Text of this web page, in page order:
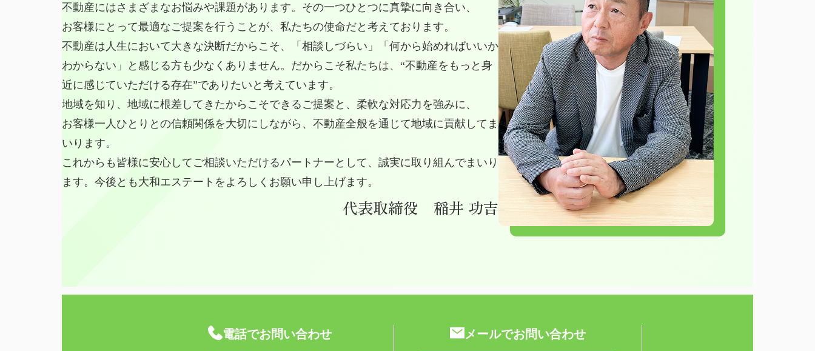
不動産にはさまざまなお悩みや課題があります。その一つひとつに真摯に向き合い、
お客様にとって最適なご提案を行うことが、私たちの使命だと考えております。
不動産は人生において大きな決断だからこそ、「相談しづらい」「何から始めればいいか
わからない」と感じる方も少なくありません。だからこそ私たちは、“不動産をもっと身
近に感じていただける存在”でありたいと考えています。
地域を知り、地域に根差してきたからこそできるご提案と、柔軟な対応力を強みに、
お客様一人ひとりとの信頼関係を大切にしながら、不動産全般を通じて地域に貢献してま
いります。
これからも皆様に安心してご相談いただけるパートナーとして、誠実に取り組んでまいり
ます。今後とも大和エステートをよろしくお願い申し上げます。
代表取締役 稲井 功吉
電話でお問い合わせ メールでお問い合わせ